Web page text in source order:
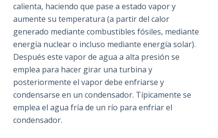
calienta, haciendo que pase a estado vapor y
aumente su temperatura (a partir del calor
generado mediante combustibles fósiles, mediante
energía nuclear o incluso mediante energía solar).
Después este vapor de agua a alta presión se
emplea para hacer girar una turbina y
posteriormente el vapor debe enfriarse y
condensarse en un condensador. Típicamente se
emplea el agua fría de un río para enfriar el
condensador.